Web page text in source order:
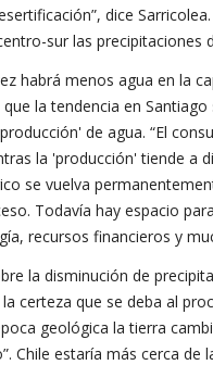
dice
sur las precipitaciones
habrá menos agua en la
la tendencia en
de agua. “El
la 'producción' tiende a
se vuelva
Todavía hay espacio
recursos financieros y
la disminución de
certeza que se deba al
geológica la tierra
Chile estaría más cerca de